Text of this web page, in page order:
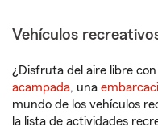
Vehículos
¿Disfruta del aire libre
acampada, una
mundo de los vehículos
la lista de actividades